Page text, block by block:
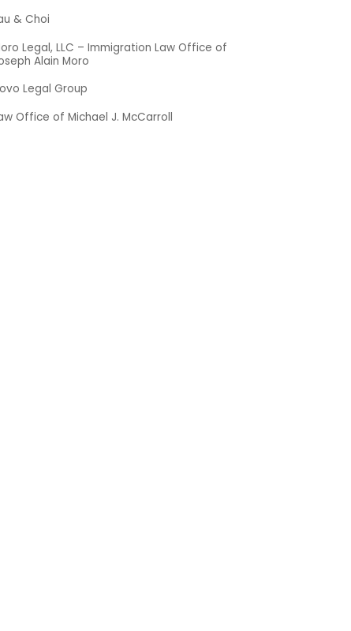
& Choi
Legal, LLC – Immigration Law Office of
Alain Moro
Legal Group
Office of Michael J. McCarroll